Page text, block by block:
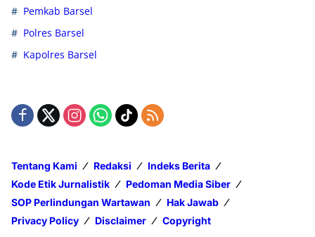
Pemkab Barsel
Polres Barsel
Kapolres Barsel
Tentang Kami Redaksi
Indeks Berita
Kode Etik Jurnalistik
Pedoman Media Siber
SOP Perlindungan Wartawan
Hak Jawab
Privacy Policy
Disclaimer Copyright